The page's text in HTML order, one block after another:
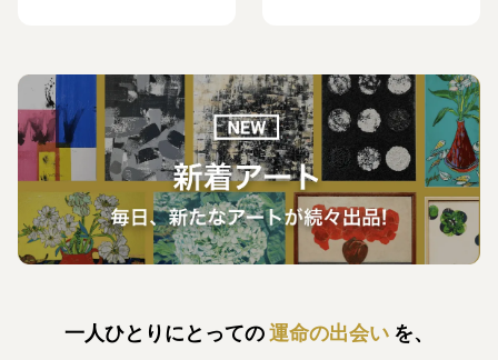
一人ひとりにとっての運命の出会い を、